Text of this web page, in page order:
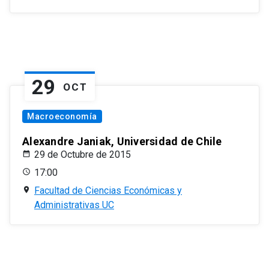
29 OCT
Macroeconomía
Alexandre Janiak, Universidad de Chile
29 de Octubre de 2015
17:00
Facultad de Ciencias Económicas y
Administrativas UC